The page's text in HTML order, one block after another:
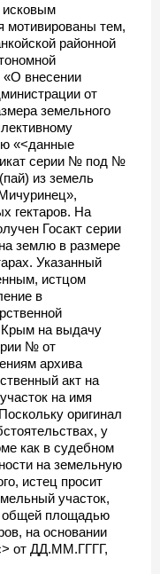
мотивированы тем,
районной
внесении
от
земельного
«<данные
серии № под №
из земель
гектаров. На
Госакт серии
землю в размере
Указанный
истцом
в
Крым на выдачу
№ от
архива
акт на
на имя
оригинал
у
как в судебном
на земельную
истец просит
участок,
общей площадью
на основании
от ДД.ММ.ГГГГ,